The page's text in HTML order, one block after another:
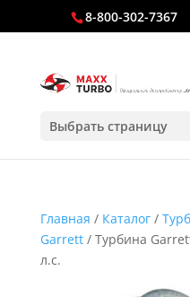
8-800-302-7367
Выбрать страницу
Главная / Каталог/
Garrett/ Турбина
л.с.